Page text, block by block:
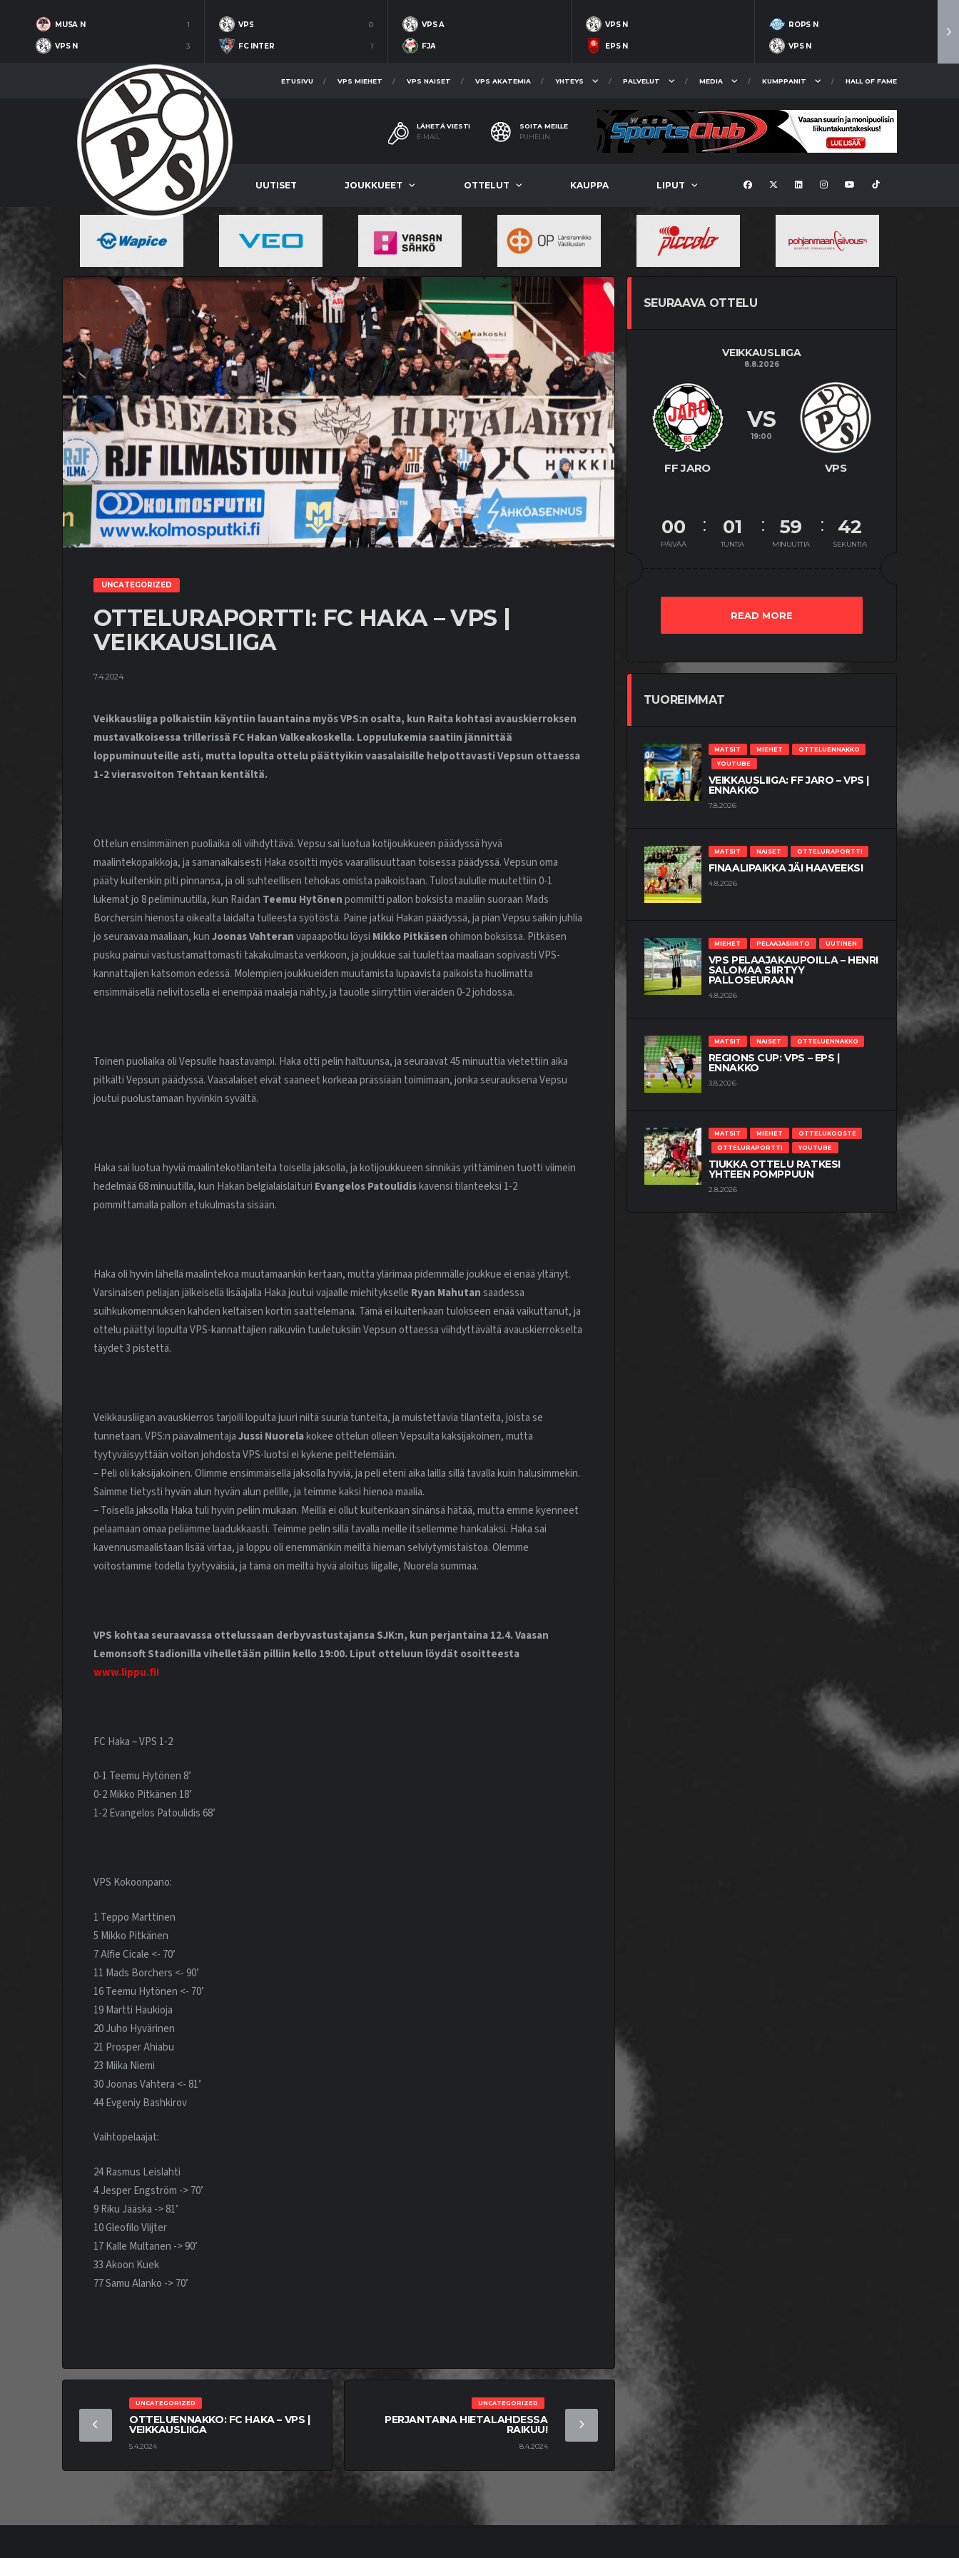
MUSA N 1
VPS N 3
VPS 0
FC INTER 1
VPS A
FJA
VPS N
EPS N
ROPS N
VPS N
ETUSIVU VPS MIEHET VPS NAISET VPS AKATEMIA YHTEYS PALVELUT MEDIA KUMPPANIT HALL OF FAME
LÄHETÄ VIESTI
E-MAIL
SOITA MEILLE
PUHELIN
UUTISET JOUKKUEET OTTELUT KAUPPA LIPUT
UNCATEGORIZED
OTTELURAPORTTI: FC HAKA – VPS |
VEIKKAUSLIIGA
7.4.2024
Veikkausliiga polkaistiin käyntiin lauantaina myös VPS:n osalta, kun Raita kohtasi avauskierroksen
mustavalkoisessa trillerissä FC Hakan Valkeakoskella. Loppulukemia saatiin jännittää
loppuminuuteille asti, mutta lopulta ottelu päättyikin vaasalaisille helpottavasti Vepsun ottaessa
1-2 vierasvoiton Tehtaan kentältä.
Ottelun ensimmäinen puoliaika oli viihdyttävä. Vepsu sai luotua kotijoukkueen päädyssä hyvä
maalintekopaikkoja, ja samanaikaisesti Haka osoitti myös vaarallisuuttaan toisessa päädyssä. Vepsun oma
pääty kuitenkin piti pinnansa, ja oli suhteellisen tehokas omista paikoistaan. Tulostaululle muutettiin 0-1
lukemat jo 8 peliminuutilla, kun Raidan Teemu Hytönenpommitti pallon boksista maaliin suoraan Mads
Borchersin hienosta oikealta laidalta tulleesta syötöstä. Paine jatkui Hakan päädyssä, ja pian Vepsu saikin juhlia
jo seuraavaa maaliaan, kunJoonas Vahteranvapaapotku löysi Mikko Pitkäsenohimon boksissa. Pitkäsen
pusku painui vastustamattomasti takakulmasta verkkoon, ja joukkue sai tuulettaa maaliaan sopivasti VPS-
kannattajien katsomon edessä. Molempien joukkueiden muutamista lupaavista paikoista huolimatta
ensimmäisellä nelivitosella ei enempää maaleja nähty, ja tauolle siirryttiin vieraiden 0-2 johdossa.
Toinen puoliaika oli Vepsulle haastavampi. Haka otti pelin haltuunsa, ja seuraavat 45 minuuttia vietettiin aika
pitkälti Vepsun päädyssä. Vaasalaiset eivät saaneet korkeaa prässiään toimimaan, jonka seurauksena Vepsu
joutui puolustamaan hyvinkin syvältä.
Haka sai luotua hyviä maalintekotilanteita toisella jaksolla, ja kotijoukkueen sinnikäs yrittäminen tuotti viimein
hedelmää 68 minuutilla, kun Hakan belgialaislaituri Evangelos Patoulidiskavensi tilanteeksi 1-2
pommittamalla pallon etukulmasta sisään.
Haka oli hyvin lähellä maalintekoa muutamaankin kertaan, mutta ylärimaa pidemmälle joukkue ei enää yltänyt.
Varsinaisen peliajan jälkeisellä lisäajalla Haka joutui vajaalle miehitykselle Ryan Mahutansaadessa
suihkukomennuksen kahden keltaisen kortin saattelemana. Tämä ei kuitenkaan tulokseen enää vaikuttanut, ja
ottelu päättyi lopulta VPS-kannattajien raikuviin tuuletuksiin Vepsun ottaessa viihdyttävältä avauskierrokselta
täydet 3 pistettä.
Veikkausliigan avauskierros tarjoili lopulta juuri niitä suuria tunteita, ja muistettavia tilanteita, joista se
tunnetaan. VPS:n päävalmentajaJussi Nuorelakokee ottelun olleen Vepsulta kaksijakoinen, mutta
tyytyväisyyttään voiton johdosta VPS-luotsi ei kykene peittelemään.
– Peli oli kaksijakoinen. Olimme ensimmäisellä jaksolla hyviä, ja peli eteni aika lailla sillä tavalla kuin halusimmekin.
Saimme tietysti hyvän alun hyvän alun pelille, ja teimme kaksi hienoa maalia.
– Toisella jaksolla Haka tuli hyvin peliin mukaan. Meillä ei ollut kuitenkaan sinänsä hätää, mutta emme kyenneet
pelaamaan omaa peliämme laadukkaasti. Teimme pelin sillä tavalla meille itsellemme hankalaksi. Haka sai
kavennusmaalistaan lisää virtaa, ja loppu oli enemmänkin meiltä hieman selviytymistaistoa. Olemme
voitostamme todella tyytyväisiä, ja tämä on meiltä hyvä aloitus liigalle, Nuorela summaa.
VPS kohtaa seuraavassa ottelussaan derbyvastustajansa SJK:n, kun perjantaina 12.4. Vaasan
Lemonsoft Stadionilla vihelletään pilliin kello 19:00. Liput otteluun löydät osoitteesta
www.lippu.fi!
FC Haka – VPS 1-2
0-1 Teemu Hytönen 8’
0-2 Mikko Pitkänen 18’
1-2 Evangelos Patoulidis 68’
VPS Kokoonpano:
1 Teppo Marttinen
5 Mikko Pitkänen
7 Alfie Cicale <- 70’
11 Mads Borchers <- 90’
16 Teemu Hytönen <- 70’
19 Martti Haukioja
20 Juho Hyvärinen
21 Prosper Ahiabu
23 Miika Niemi
30 Joonas Vahtera <- 81’
44 Evgeniy Bashkirov
Vaihtopelaajat:
24 Rasmus Leislahti
4 Jesper Engström -> 70’
9 Riku Jääskä -> 81’
10 Gleofilo Vlijter
17 Kalle Multanen -> 90’
33 Akoon Kuek
77 Samu Alanko -> 70’
UNCATEGORIZED
OTTELUENNAKKO: FC HAKA – VPS |
VEIKKAUSLIIGA
5.4.2024
UNCATEGORIZED
PERJANTAINA HIETALAHDESSA
RAIKUU!
8.4.2024
SEURAAVA OTTELU
VEIKKAUSLIIGA
8.8.2026
FF JARO VPS
VS
19:00
00
PÄIVÄÄ
01
TUNTIA
59
MINUUTTIA
41
SEKUNTIA
READ MORE
TUOREIMMAT
MATSIT MIEHET
OTTELUENNAKKO
YOUTUBE
VEIKKAUSLIIGA: FF JARO – VPS |
ENNAKKO
7.8.2026
MATSIT NAISET OTTELURAPORTTI
FINAALIPAIKKA JÄI HAAVEEKSI
4.8.2026
MIEHET PELAAJASIIRTO UUTINEN
VPS PELAAJAKAUPOILLA – HENRI
SALOMAA SIIRTYY
PALLOSEURAAN
4.8.2026
MATSIT NAISET OTTELUENNAKKO
REGIONS CUP: VPS – EPS |
ENNAKKO
3.8.2026
MATSIT MIEHET
OTTELUKOOSTE
OTTELURAPORTTI
YOUTUBE
TIUKKA OTTELU RATKESI
YHTEEN POMPPUUN
2.8.2026